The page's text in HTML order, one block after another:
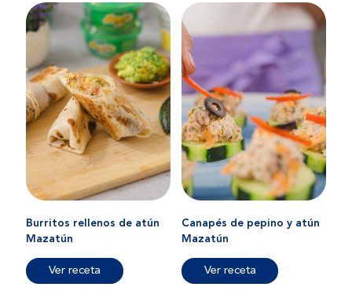
Burritos rellenos de atún
Mazatún
Ver receta
Canapés de pepino y atún
Mazatún
Ver receta